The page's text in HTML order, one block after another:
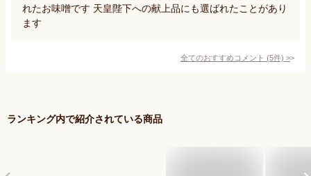
れたお味噌です 天皇陛下への献上品にも選ばれたことがあり
ます
全てのおすすめコメント (5件) >
ランキング内で紹介されている商品